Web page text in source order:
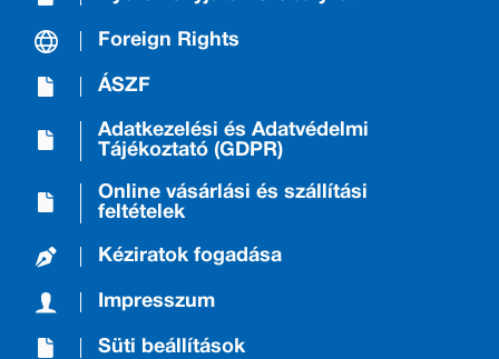
Foreign Rights
ÁSZF
Adatkezelési és Adatvédelmi
Tájékoztató (GDPR)
Online vásárlási és szállítási
feltételek
Kéziratok fogadása
Impresszum
Süti beállítások